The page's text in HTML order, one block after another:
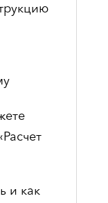
и как